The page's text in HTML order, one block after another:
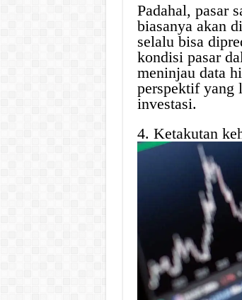
Padahal, pasar
biasanya akan
selalu bisa
kondisi pasar
meninjau data
perspektif yang
investasi.
4. Ketakutan